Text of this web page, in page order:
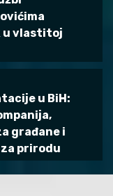
u vlastitoj
u BiH:
građane i
prirodu